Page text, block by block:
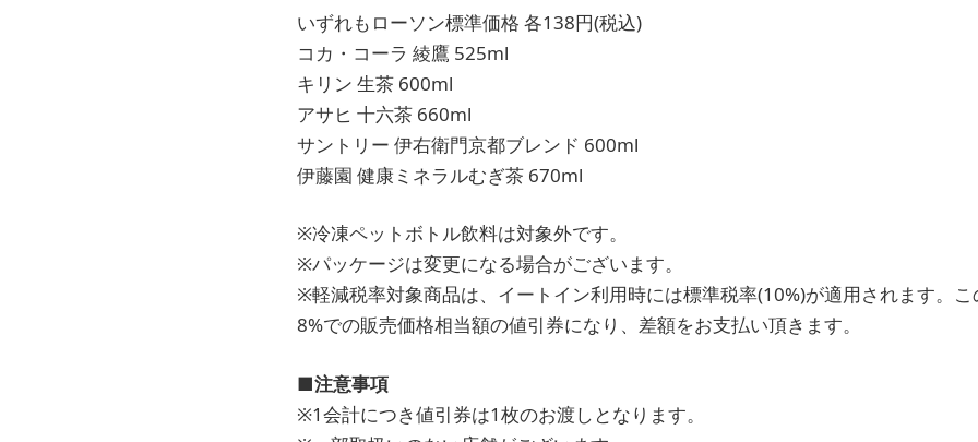
いずれもローソン標準価格 各138円(税込)
コカ・コーラ 綾鷹 525ml
キリン 生茶 600ml
アサヒ 十六茶 660ml
サントリー 伊右衛門京都ブレンド 600ml
伊藤園 健康ミネラルむぎ茶 670ml
※冷凍ペットボトル飲料は対象外です。
※パッケージは変更になる場合がございます。
※軽減税率対象商品は、イートイン利用時には標準税率(10%)が適用されます。
8%での販売価格相当額の値引券になり、差額をお支払い頂きます。
■注意事項
※1会計につき値引券は1枚のお渡しとなります。